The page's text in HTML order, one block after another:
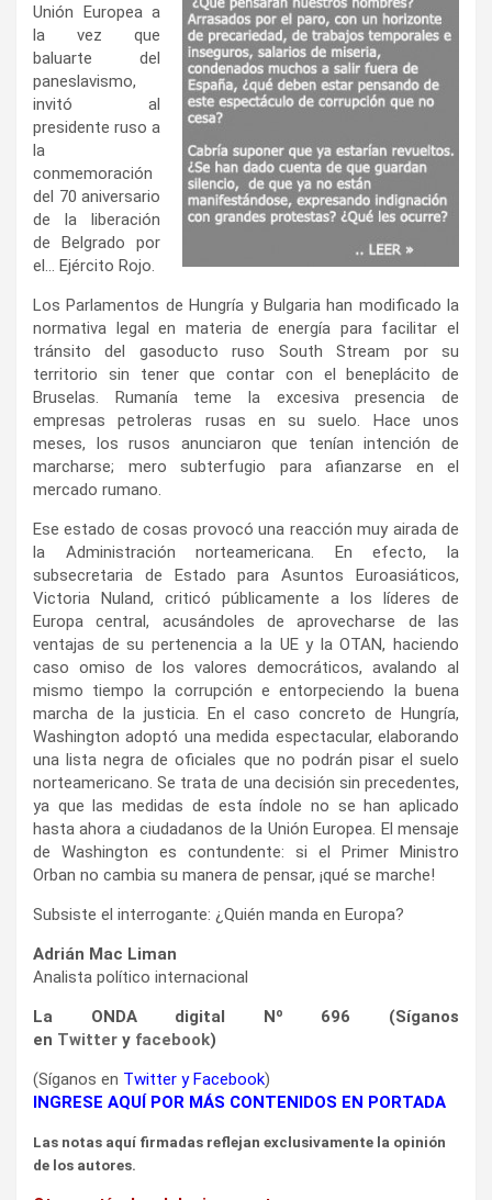
Unión Europea a
la vez que
baluarte del
paneslavismo,
invitó al
presidente ruso a
la
conmemoración
del 70 aniversario
de la liberación
de Belgrado por
el… Ejército Rojo.
Los Parlamentos de Hungría y Bulgaria han modificado la
normativa legal en materia de energía para facilitar el
tránsito del gasoducto ruso South Stream por su
territorio sin tener que contar con el beneplácito de
Bruselas. Rumanía teme la excesiva presencia de
empresas petroleras rusas en su suelo. Hace unos
meses, los rusos anunciaron que tenían intención de
marcharse; mero subterfugio para afianzarse en el
mercado rumano.
Ese estado de cosas provocó una reacción muy airada de
la Administración norteamericana. En efecto, la
subsecretaria de Estado para Asuntos Euroasiáticos,
Victoria Nuland, criticó públicamente a los líderes de
Europa central, acusándoles de aprovecharse de las
ventajas de su pertenencia a la UE y la OTAN, haciendo
caso omiso de los valores democráticos, avalando al
mismo tiempo la corrupción e entorpeciendo la buena
marcha de la justicia. En el caso concreto de Hungría,
Washington adoptó una medida espectacular, elaborando
una lista negra de oficiales que no podrán pisar el suelo
norteamericano. Se trata de una decisión sin precedentes,
ya que las medidas de esta índole no se han aplicado
hasta ahora a ciudadanos de la Unión Europea. El mensaje
de Washington es contundente: si el Primer Ministro
Orban no cambia su manera de pensar, ¡qué se marche!
Subsiste el interrogante: ¿Quién manda en Europa?
Adrián Mac Liman
Analista político internacional
La ONDA digital Nº 696 (Síganos
en Twitter y facebook)
(Síganos en Twitter yFacebook)
INGRESE AQUÍ POR MÁS CONTENIDOS EN PORTADA
Las notas aquí firmadas reflejan exclusivamente la opinión
de los autores.